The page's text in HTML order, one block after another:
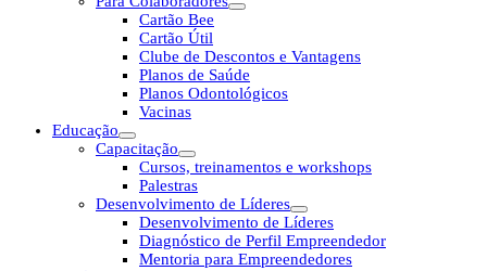
Cartão Bee
Cartão Útil
Clube de Descontos e Vantagens
Planos de Saúde
Planos Odontológicos
Vacinas
Educação
Capacitação
Cursos, treinamentos e workshops
Palestras
Desenvolvimento de Líderes
Desenvolvimento de Líderes
Diagnóstico de Perfil Empreendedor
Mentoria para Empreendedores